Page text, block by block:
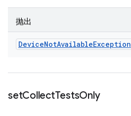
抛出
DeviceNotAvailableException
setCollectTestsOnly